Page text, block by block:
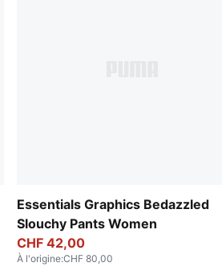
Essentials Graphics Bedazzled
Slouchy Pants Women
CHF 42,00
À l'origine:CHF 80,00